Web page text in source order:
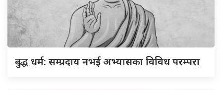
बुद्ध धर्म: सम्प्रदाय नभई अभ्यासका विविध परम्परा